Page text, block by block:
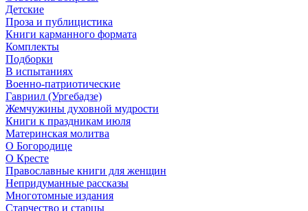
Детские
Проза и публицистика
Книги карманного формата
Комплекты
Подборки
В испытаниях
Военно-патриотические
Гавриил (Ургебадзе)
Жемчужины духовной мудрости
Книги к праздникам июля
Материнская молитва
О Богородице
О Кресте
Православные книги для женщин
Непридуманные рассказы
Многотомные издания
Старчество и старцы